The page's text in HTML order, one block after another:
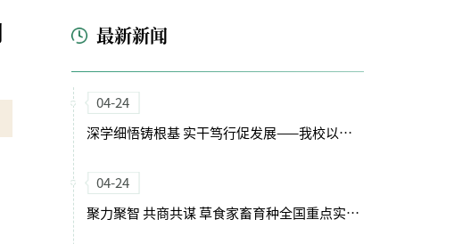
最新新闻
04-24
深学细悟铸根基 实干笃行促发展——我校以正确政绩观引领“十五五”开局新征程
04-24
聚力聚智 共商共谋 草食家畜育种全国重点实验室（筹）学术委员会会议召开